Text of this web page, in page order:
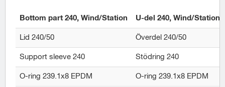
Bottom part 240, Wind/Station U-del 240, Wind/Station
Lid 240/50 Överdel 240/50
Support sleeve 240 Stödring 240
O-ring 239.1x8 EPDM O-ring 239.1x8 EPDM